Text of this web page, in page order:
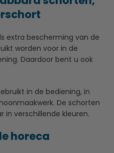
extra bescherming van de
worden voor in de
Daardoor bent u ook
in de bediening, in
De schorten
in verschillende kleuren.
horeca